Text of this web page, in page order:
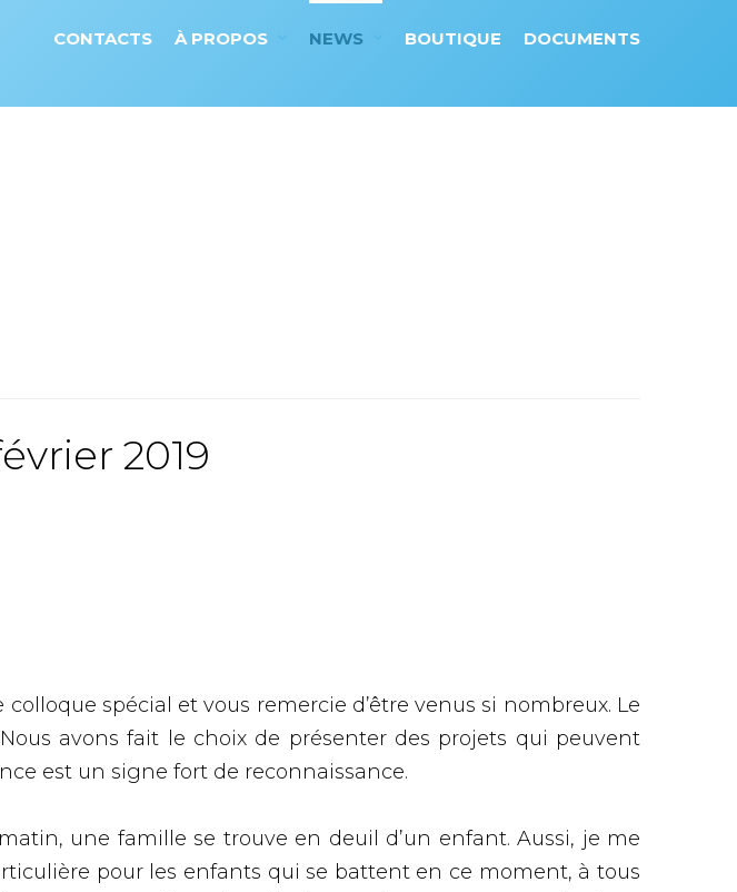
CONTACTS À PROPOS NEWS BOUTIQUE DOCUMENTS
2019
spécial et vous remercie d’être venus si nombreux. Le
avons fait le choix de présenter des projets qui peuvent
est un signe fort de reconnaissance.
une famille se trouve en deuil d’un enfant. Aussi, je me
pour les enfants qui se battent en ce moment, à tous